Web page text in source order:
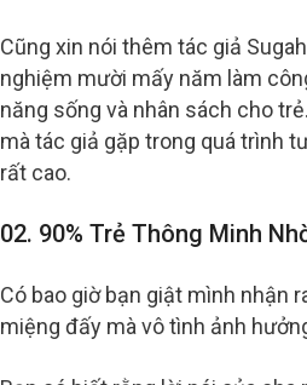
Cũng xin nói thêm tác giả
nghiệm mười mấy năm làm
năng sống và nhân sách cho
mà tác giả gặp trong quá trình
rất cao.
02. 90% Trẻ Thông Minh
Có bao giờ bạn giật mình nhận
miệng đấy mà vô tình ảnh